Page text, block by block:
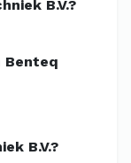
B.V.?
Benteq
B.V.?